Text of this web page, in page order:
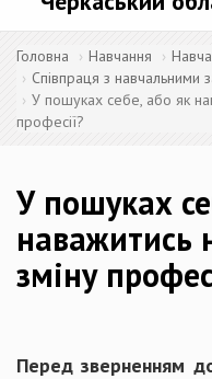
Головна Навчання
Співпраця з навчальними
У пошуках себе, або як
професії?
У пошуках
наважитись
зміну
Перед зверненням до